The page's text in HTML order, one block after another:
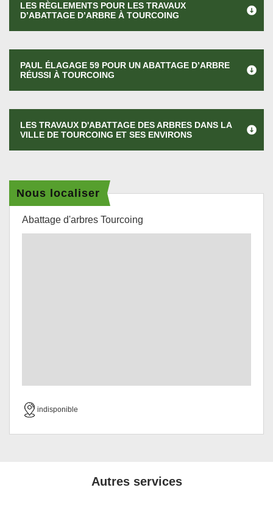
LES RÈGLEMENTS POUR LES TRAVAUX
D’ABATTAGE D’ARBRE À TOURCOING
PAUL ÉLAGAGE 59 POUR UN ABATTAGE D’ARBRE
RÉUSSI À TOURCOING
LES TRAVAUX D'ABATTAGE DES ARBRES DANS LA
VILLE DE TOURCOING ET SES ENVIRONS
Nous localiser
Abattage d'arbres Tourcoing
indisponible
Autres services